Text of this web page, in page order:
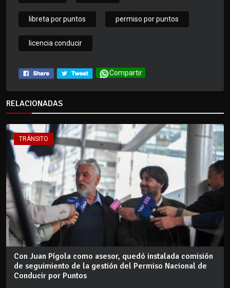
libreta por puntos permiso por puntos
licencia conducir
Compartir
RELACIONADAS
TRÁNSITO
Con Juan Pígola como asesor, quedó instalada comisión
de seguimiento de la gestión del Permiso Nacional de
Conducir por Puntos